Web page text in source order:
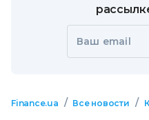
Ваш email
Finance.ua / Все новости /